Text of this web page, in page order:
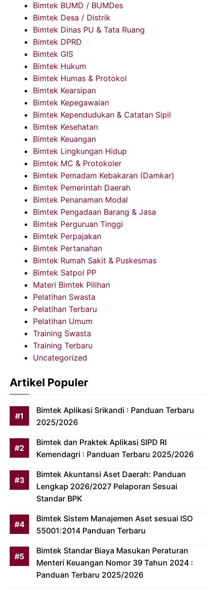
Bimtek BUMD / BUMDes
Bimtek Desa / Distrik
Bimtek Dinas PU & Tata Ruang
Bimtek DPRD
Bimtek GIS
Bimtek Hukum
Bimtek Humas & Protokol
Bimtek Kearsipan
Bimtek Kepegawaian
Bimtek Kependudukan & Catatan Sipil
Bimtek Kesehatan
Bimtek Keuangan
Bimtek Lingkungan Hidup
Bimtek MC & Protokoler
Bimtek Pemadam Kebakaran (Damkar)
Bimtek Pemerintah Daerah
Bimtek Penanaman Modal
Bimtek Pengadaan Barang & Jasa
Bimtek Perguruan Tinggi
Bimtek Perpajakan
Bimtek Pertanahan
Bimtek Rumah Sakit & Puskesmas
Bimtek Satpol PP
Materi Bimtek Pilihan
Pelatihan Swasta
Pelatihan Terbaru
Pelatihan Umum
Training Swasta
Training Terbaru
Uncategorized
Artikel Populer
Bimtek Aplikasi Srikandi : Panduan Terbaru
2025/2026
Bimtek dan Praktek Aplikasi SIPD RI
Kemendagri : Panduan Terbaru 2025/2026
Bimtek Akuntansi Aset Daerah: Panduan
Lengkap 2026/2027 Pelaporan Sesuai
Standar BPK
Bimtek Sistem Manajemen Aset sesuai ISO
55001:2014 Panduan Terbaru
Bimtek Standar Biaya Masukan Peraturan
Menteri Keuangan Nomor 39 Tahun 2024 :
Panduan Terbaru 2025/2026